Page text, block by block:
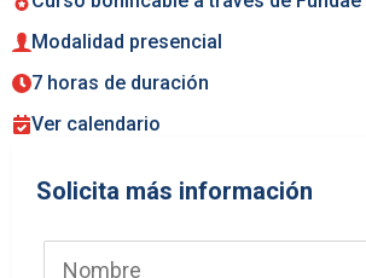
Modalidad presencial
7 horas de duración
Ver calendario
Solicita más información